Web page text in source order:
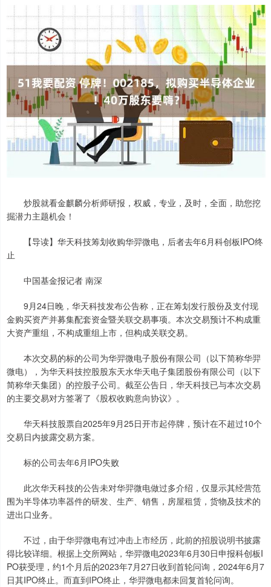
炒股就看金麒麟分析师研报，权威，专业，及时，全面，助您挖
掘潜力主题机会！
【导读】华天科技筹划收购华羿微电，后者去年6月科创板IPO终
止
中国基金报记者 南深
9月24日晚，华天科技发布公告称，正在筹划发行股份及支付现
金购买资产并募集配套资金暨关联交易事项。本次交易预计不构成重
大资产重组，不构成重组上市，但构成关联交易。
本次交易的标的公司为华羿微电子股份有限公司（以下简称华羿
微电），为华天科技控股股东天水华天电子集团股份有限公司（以下
简称华天集团）的控股子公司。截至公告日，华天科技已与本次交易
的主要交易对方签署了《股权收购意向协议》。
华天科技股票自2025年9月25日开市起停牌，预计在不超过10个
交易日内披露交易方案。
标的公司去年6月IPO失败
此次华天科技的公告未对华羿微电做过多介绍，仅显示其经营范
围为半导体功率器件的研发、生产、销售，房屋租赁，货物及技术的
进出口业务。
不过，由于华羿微电有过冲击上市经历，此前的招股说明书披露
得比较详细。根据上交所网站，华羿微电2023年6月30日申报科创板I
PO获受理，约1个月后的2023年7月27日收到首轮问询，2024年6月7
日其IPO终止。而直到IPO终止，华羿微电都未回复首轮问询。